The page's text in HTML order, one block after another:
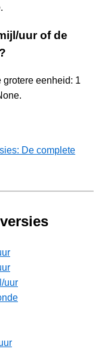
uur of de
eenheid: 1
De complete
uur